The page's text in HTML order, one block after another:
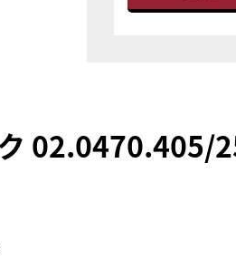
02.0470.405/